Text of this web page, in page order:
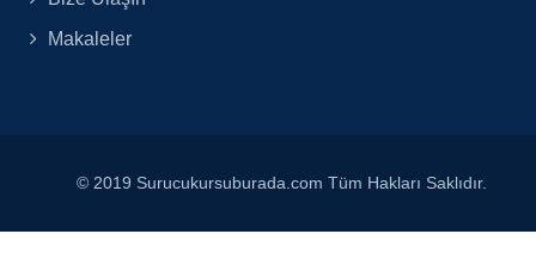
Makaleler
© 2019 Surucukursuburada.com Tüm Hakları Saklıdır.